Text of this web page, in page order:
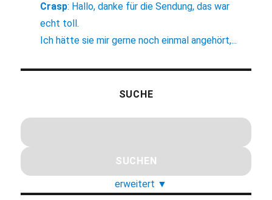
Crasp: Hallo, danke für die Sendung, das war
echt toll.
Ich hätte sie mir gerne noch einmal angehört,...
SUCHE
erweitert ▼